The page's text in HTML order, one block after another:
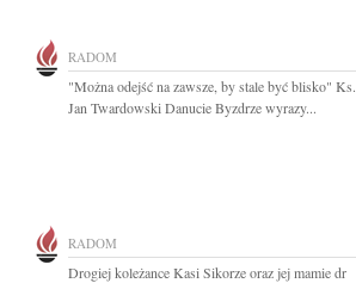
RADOM
"Można odejść na zawsze, by stale być blisko" Ks.
Jan Twardowski Danucie Byzdrze wyrazy...
RADOM
Drogiej koleżance Kasi Sikorze oraz jej mamie dr